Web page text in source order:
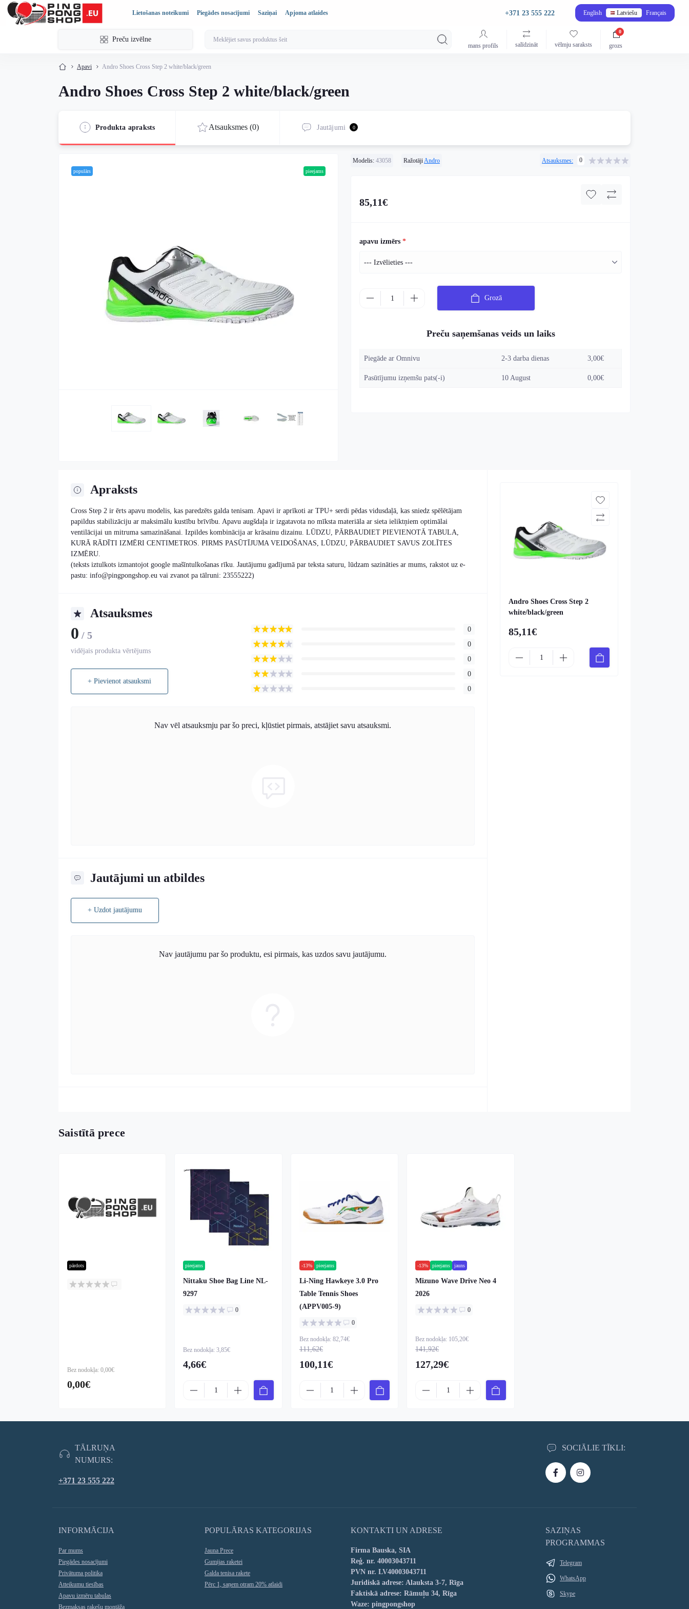
Lietošanas noteikumi Piegādes nosacījumi Saziņai Apjoma atlaides +371 23 555 222 English Latviešu Français
Preču izvēlne
mans profils salīdzināt vēlmju saraksts grozs
0
Apavi Andro Shoes Cross Step 2 white/black/green
Andro Shoes Cross Step 2 white/black/green
Produkta apraksts Atsauksmes (0) Jautājumi 0
populārs pieejams
Modelis: 43058 Ražotāji Andro Atsauksmes: 0
85,11€
apavu izmērs *
Grozā
Preču saņemšanas veids un laiks
Piegāde ar Omnivu 2-3 darba dienas 3,00€
Pasūtījumu izņemšu pats(-i) 10 August 0,00€
Apraksts
Cross Step 2 ir ērts apavu modelis, kas paredzēts galda tenisam. Apavi ir aprīkoti ar TPU+ serdi pēdas vidusdaļā, kas sniedz spēlētājam
papildus stabilizāciju ar maksimālu kustību brīvību. Apavu augšdaļa ir izgatavota no mīksta materiāla ar sieta ieliktņiem optimālai
ventilācijai un mitruma samazināšanai. Izpildes kombinācija ar krāsainu dizainu. LŪDZU, PĀRBAUDIET PIEVIENOTĀ TABULA,
KURĀ RĀDĪTI IZMĒRI CENTIMETROS. PIRMS PASŪTĪJUMA VEIDOŠANAS, LŪDZU, PĀRBAUDIET SAVUS ZOLĪTES
IZMĒRU.
(teksts iztulkots izmantojot google mašīntulkošanas rīku. Jautājumu gadījumā par teksta saturu, lūdzam sazināties ar mums, rakstot uz e-
pastu: info@pingpongshop.eu vai zvanot pa tālruni: 23555222)
Atsauksmes
0 / 5
vidējais produkta vērtējums
+ Pievienot atsauksmi
0
0
0
0
0
Nav vēl atsauksmju par šo preci, kļūstiet pirmais, atstājiet savu atsauksmi.
Jautājumi un atbildes
+ Uzdot jautājumu
Nav jautājumu par šo produktu, esi pirmais, kas uzdos savu jautājumu.
Andro Shoes Cross Step 2
white/black/green
85,11€
Saistītā prece
pārdots
Bez nodokļa: 0,00€
0,00€
pieejams
Nittaku Shoe Bag Line NL-
9297
0
Bez nodokļa: 3,85€
4,66€
-13% pieejams
Li-Ning Hawkeye 3.0 Pro
Table Tennis Shoes
(APPV005-9)
0
Bez nodokļa: 82,74€
111,62€
100,11€
-13% pieejams jauns
Mizuno Wave Drive Neo 4
2026
0
Bez nodokļa: 105,20€
141,92€
127,29€
TĀLRUŅA
NUMURS:
+371 23 555 222
SOCIĀLIE TĪKLI:
INFORMĀCIJA
Par mums
Piegādes nosacījumi
Privātuma politika
Atteikumu tiesības
Apavu izmēru tabulas
Bezmaksas rakešu montāža
POPULĀRAS KATEGORIJAS
Jauna Prece
Gumijas raketei
Galda tenisa rakete
Pērc 1, saņem otram 20% atlaidi
KONTAKTI UN ADRESE
Firma Bauska, SIA
Reģ. nr. 40003043711
PVN nr. LV40003043711
Juridiskā adrese: Alauksta 3-7, Rīga
Faktiskā adrese: Rāmuļu 34, Rīga
Waze: pingpongshop
SAZIŅAS
PROGRAMMAS
Telegram
WhatsApp
Skype